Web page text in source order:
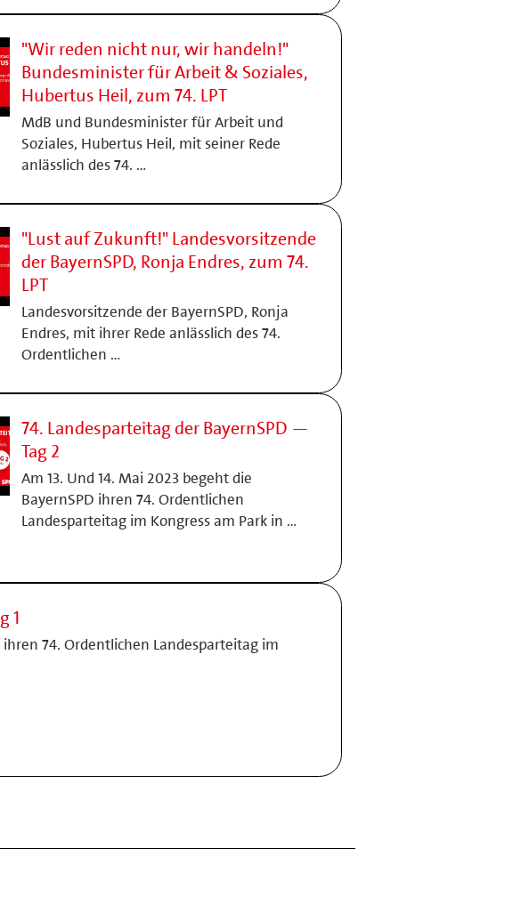
"Wir reden nicht nur, wir handeln!"
Bundesminister für Arbeit & Soziales,
Hubertus Heil, zum 74. LPT
MdB und Bundesminister für Arbeit und
Soziales, Hubertus Heil, mit seiner Rede
anlässlich des 74. …
"Lust auf Zukunft!" Landesvorsitzende
der BayernSPD, Ronja Endres, zum 74.
LPT
Landesvorsitzende der BayernSPD, Ronja
Endres, mit ihrer Rede anlässlich des 74.
Ordentlichen …
74. Landesparteitag der BayernSPD —
Tag 2
Am 13. Und 14. Mai 2023 begeht die
BayernSPD ihren 74. Ordentlichen
Landesparteitag im Kongress am Park in …
1
ihren 74. Ordentlichen Landesparteitag im